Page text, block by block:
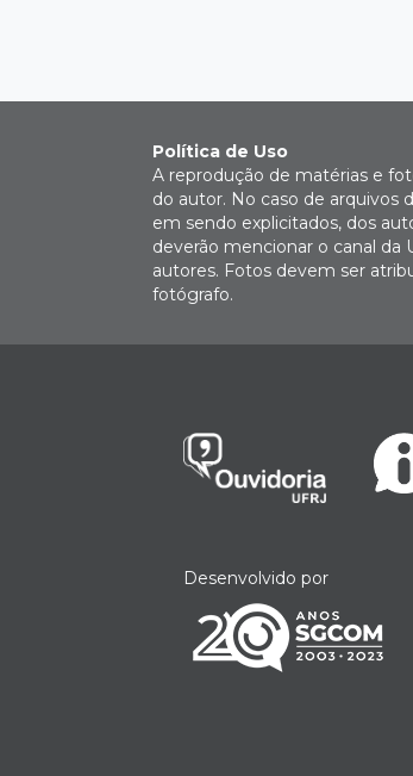
Política de Uso
A reprodução de matérias e
do autor. No caso de arquivos
em sendo explicitados, dos
deverão mencionar o canal da
autores. Fotos devem ser
fotógrafo.
Desenvolvido por